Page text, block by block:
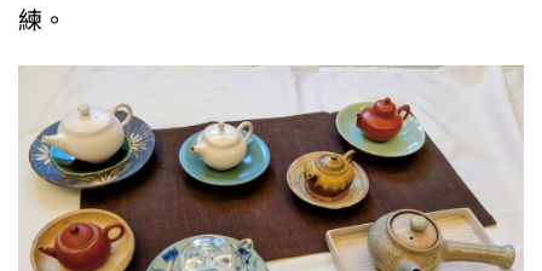
練。